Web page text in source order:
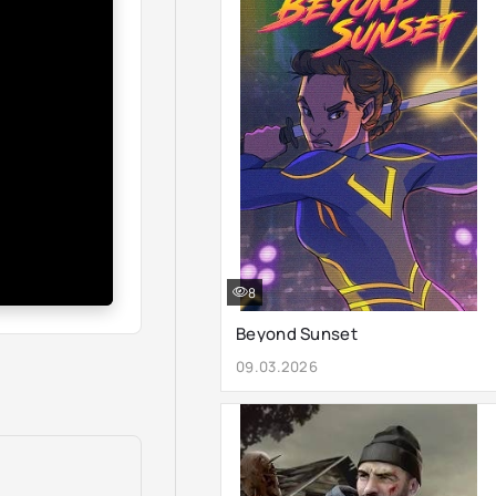
Beyond Sunset
09.03.2026
8